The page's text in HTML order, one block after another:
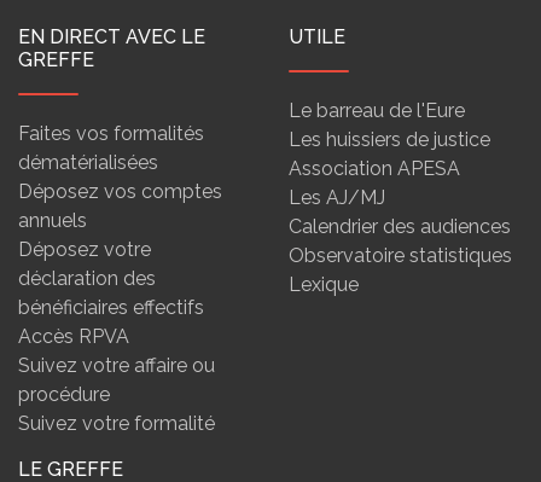
EN DIRECT AVEC LE
GREFFE
Faites vos formalités
dématérialisées
Déposez vos comptes
annuels
Déposez votre
déclaration des
bénéficiaires effectifs
Accès RPVA
Suivez votre affaire ou
procédure
Suivez votre formalité
UTILE
Le barreau de l'Eure
Les huissiers de justice
Association APESA
Les AJ/MJ
Calendrier des audiences
Observatoire statistiques
Lexique
LE GREFFE